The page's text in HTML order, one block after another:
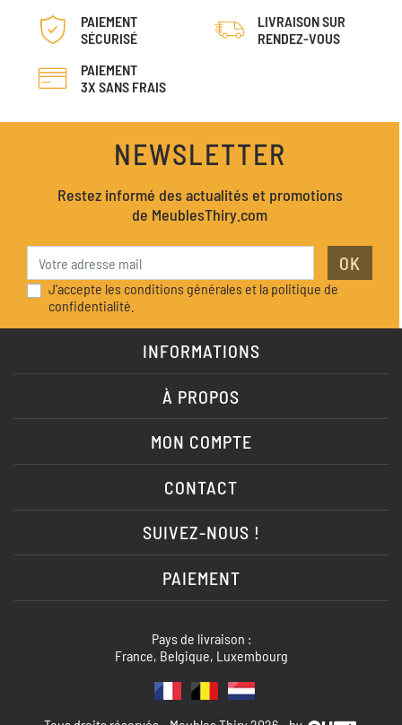
PAIEMENT
SÉCURISÉ
LIVRAISON SUR
RENDEZ-VOUS
PAIEMENT
3X SANS FRAIS
NEWSLETTER
Restez informé des actualités et promotions
de MeublesThiry.com
OK
J'accepte les conditions générales et la politique de
confidentialité.
INFORMATIONS
À PROPOS
MON COMPTE
CONTACT
SUIVEZ-NOUS !
PAIEMENT
Pays de livraison :
France, Belgique, Luxembourg